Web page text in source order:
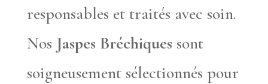
responsables et traités avec soin.
Nos Jaspes Bréchiques sont
soigneusement sélectionnés pour